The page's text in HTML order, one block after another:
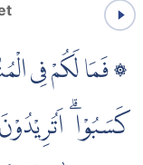
۞ فَمَا لَكُمْ فِى
كَسَبُوْا